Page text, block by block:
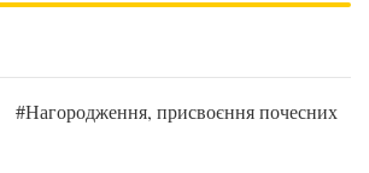
#Нагородження, присвоєння почесних